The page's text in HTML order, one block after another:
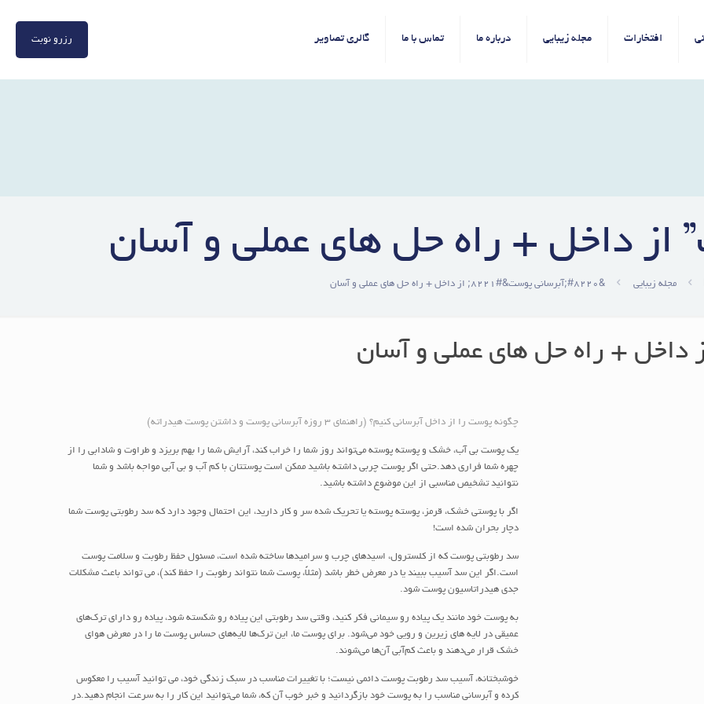
افتخارات مجله زیبایی درباره ما تماس با ما گالری تصاویر رزرو نوبت
از داخل + راه حل های عملی و آسان
مجله زیبایی &#8220;آبرسانی پوست&#8221; از داخل + راه حل های عملی و آسان
داخل + راه حل های عملی و آسان
چگونه پوست را از داخل آبرسانی کنیم؟ (راهنمای 3 روزه آبرسانی پوست و داشتن پوست هیدراته)
یک پوست بی آب، خشک و پوسته پوسته می­‌تواند روز شما را خراب کند، آرایش شما را بهم بریزد و طراوت و شادابی را از
چهره شما فراری دهد.حتی اگر پوست چربی داشته باشید ممکن است پوستتان با کم آب و بی آبی مواجه باشد و شما
نتوانید تشخیص مناسبی از این موضوع داشته باشید.
اگر با پوستی خشک، قرمز، پوسته پوسته یا تحریک شده سر و کار دارید، این احتمال وجود دارد که سد رطوبتی پوست شما
دچار بحران شده است!
سد رطوبتی پوست که از کلسترول، اسیدهای چرب و سرامیدها ساخته شده است، مسئول حفظ رطوبت و سلامت پوست
است.اگر این سد آسیب ببیند یا در معرض خطر باشد (مثلاً، پوست شما نتواند رطوبت را حفظ کند)، می تواند باعث مشکلات
جدی هیدراتاسیون پوست شود.
به پوست خود مانند یک پیاده رو سیمانی فکر کنید، وقتی سد رطوبتی این پیاده رو شکسته ‌شود، پیاده رو دارای ترک‌های
عمیقی در لایه های زیرین و رویی خود می‌­شود. برای پوست ما، این ترک‌ها لایه‌های حساس پوست ما را در معرض هوای
خشک قرار می‌دهند و باعث کم‌آبی آن‌ها می‌شوند.
خوشبختانه، آسیب سد رطوبت پوست دائمی نیست؛ با تغییرات مناسب در سبک زندگی خود، می توانید آسیب را معکوس
کرده و آبرسانی مناسب را به پوست خود بازگردانید و خبر خوب آن که، شما می‌توانید این کار را به سرعت انجام دهید.در